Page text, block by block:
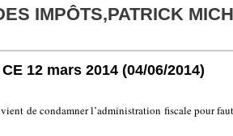
IMPÔTS,PATRICK
12 mars 2014 (04/06/2014)
de condamner l’administration fiscale pour